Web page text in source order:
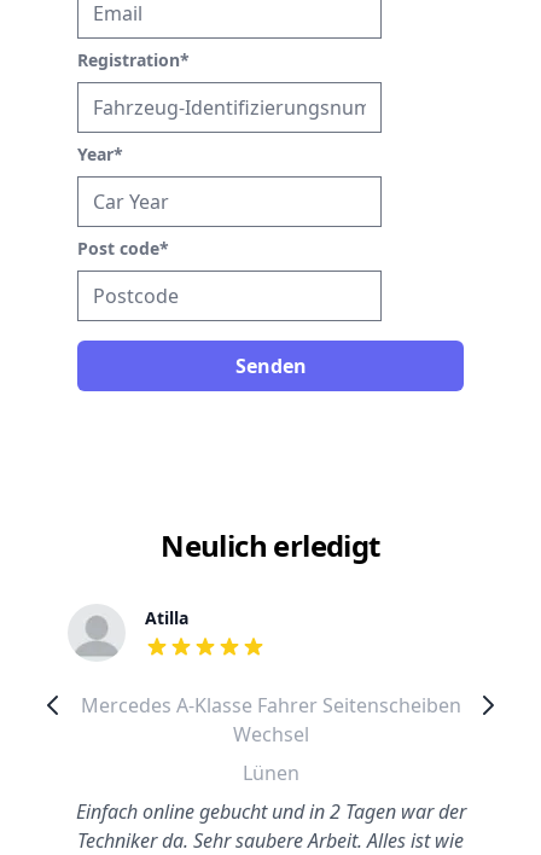
Registration*
Year*
Post code*
Senden
Neulich erledigt
Atilla
out of 5 stars
Mercedes A-Klasse Fahrer Seitenscheiben
Wechsel
Lünen
Einfach online gebucht und in 2 Tagen war der
Techniker da. Sehr saubere Arbeit. Alles ist wie